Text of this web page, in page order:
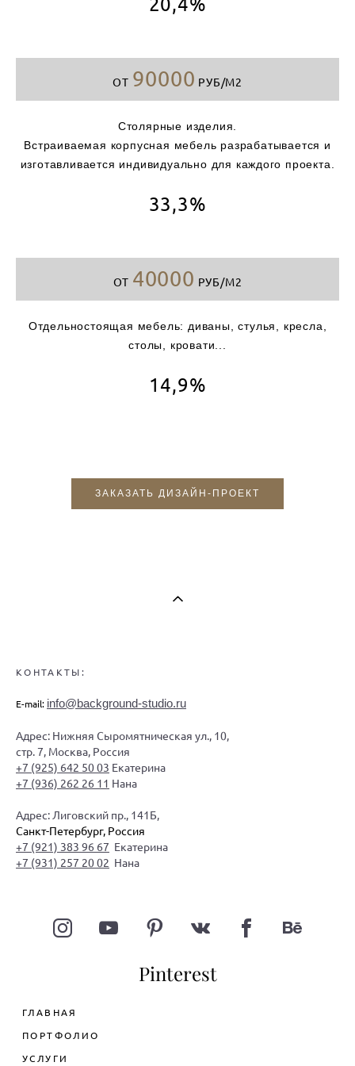
ОТ 90000 РУБ/М2
Столярные изделия.
Встраиваемая корпусная мебель разрабатывается и
изготавливается индивидуально для каждого проекта.
33,3%
ОТ 40000 РУБ/М2
Отдельностоящая мебель: диваны, стулья, кресла,
столы, кровати...
14,9%
ЗАКАЗАТЬ ДИЗАЙН-ПРОЕКТ
КОНТАКТЫ:
E-mail: info@background-studio.ru
Адрес: Нижняя Сыромятническая ул., 10,
стр. 7, Москва, Россия
+7 (925) 642 50 03 Екатерина
+7 (936) 262 26 11 Нана
Адрес: Лиговский пр., 141Б,
Санкт-Петербург, Россия
+7 (921) 383 96 67 Екатерина
+7 (931) 257 20 02 Нана
Pinterest
ГЛАВНАЯ
ПОРТФОЛИО
УСЛУГИ